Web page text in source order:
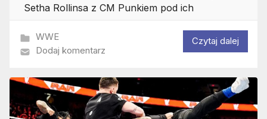
Setha Rollinsa z CM Punkiem pod ich
WWE
Dodaj komentarz
Czytaj dalej